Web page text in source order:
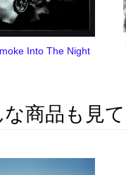
Into The Night
商品も見